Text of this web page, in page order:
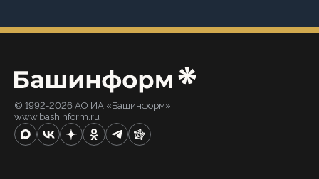
© 1992-2026 АО ИА «Башинформ».
www.bashinform.ru